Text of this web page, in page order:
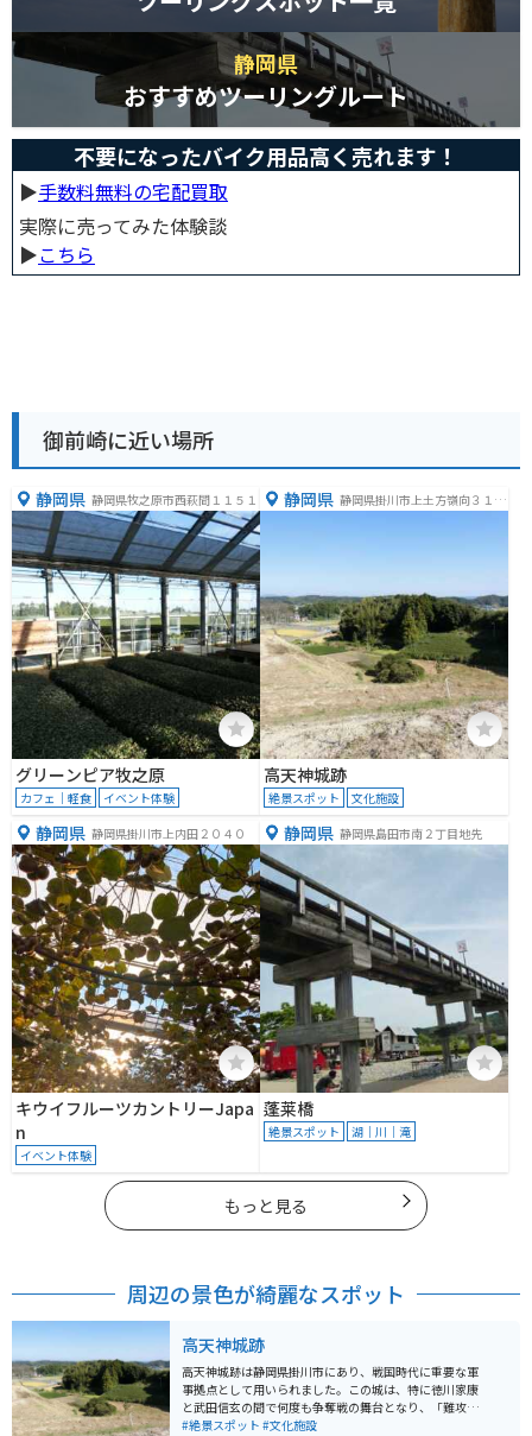
静岡県
おすすめツーリングルート
不要になったバイク用品高く売れます！
▶︎手数料無料の宅配買取
実際に売ってみた体験談
▶︎こちら
御前崎に近い場所
静岡県 静岡県牧之原市西萩間１１５１
グリーンピア牧之原
カフェ｜軽食 イベント体験
静岡県 静岡県掛川市上土方嶺向３１３
高天神城跡
絶景スポット 文化施設
静岡県 静岡県掛川市上内田２０４０
キウイフルーツカントリーJapa
n
イベント体験
静岡県 静岡県島田市南２丁目地先
蓬莱橋
絶景スポット 湖｜川｜滝
もっと見る
周辺の景色が綺麗なスポット
高天神城跡
高天神城跡は静岡県掛川市にあり、戦国時代に重要な軍
事拠点として用いられました。この城は、特に徳川家康
と武田信玄の間で何度も争奪戦の舞台となり、「難攻不
落の城」として知られています。標高132メートルの鶴
#絶景スポット #文化施設